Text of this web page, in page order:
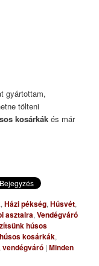
gyártottam,
tölteni
kosárkák és már
,Házi pékség,Húsvét,
asztalra,Vendégváró
húsos
kosárkák,
,vendégváró |Minden